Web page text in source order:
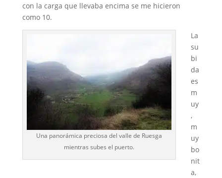
con la carga que llevaba encima se me hicieron
como 10.
Una panorámica preciosa del valle de Ruesga
mientras subes el puerto.
La
su
bi
da
es
m
uy
,
m
uy
bo
nit
a,